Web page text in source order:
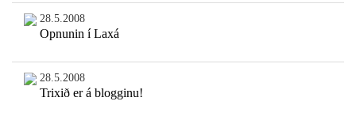
28.5.2008
Opnunin í Laxá
28.5.2008
Trixið er á blogginu!